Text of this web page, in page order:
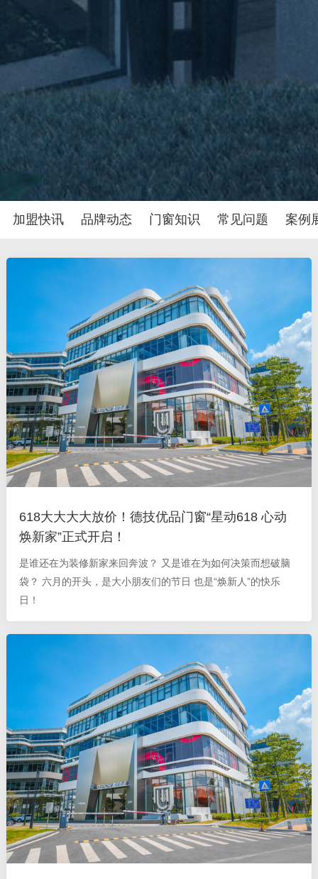
加盟快讯 品牌动态 门窗知识 常见问题 案例
618大大大大放价！德技优品门窗“星动618 心动
焕新家”正式开启！
是谁还在为装修新家来回奔波？ 又是谁在为如何决策而想破脑
袋？ 六月的开头，是大小朋友们的节日 也是“焕新人”的快乐
日！